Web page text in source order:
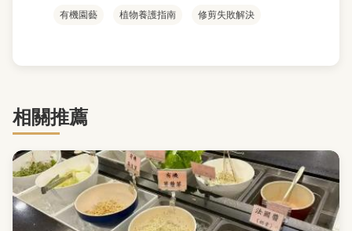
有機園藝 植物養護指南 修剪失敗解決
相關推薦